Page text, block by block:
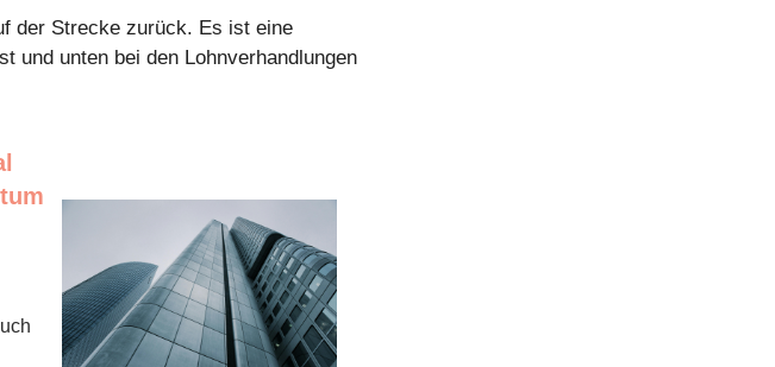
der Strecke zurück. Es ist eine
und unten bei den Lohnverhandlungen